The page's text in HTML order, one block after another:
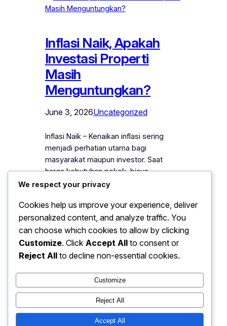
Inflasi Naik, Apakah
Investasi Properti
Masih
Menguntungkan?
June 3, 2026Uncategorized
Inflasi Naik – Kenaikan inflasi sering
menjadi perhatian utama bagi
masyarakat maupun investor. Saat
harga kebutuhan pokok, biaya
pendidikan, dan berbagai layanan terus
bertanya-tanya apakah investasi
properti masih menjadi pilihan yang
menguntungkan. Di tengah kondisi
ekonomi yang dinamis, keputusan
investasi memang perlu dilakukan
aset yang dimiliki…
We respect your privacy
Cookies help us improve your experience, deliver
personalized content, and analyze traffic. You
can choose which cookies to allow by clicking
Customize. Click Accept All to consent or
Reject All to decline non-essential cookies.
Customize
Reject All
Accept All